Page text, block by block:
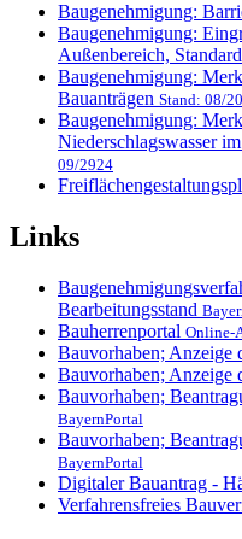
Baugenehmigung:
Baugenehmigung:
Außenbereich,
Baugenehmigung:
Bauanträgen Stand: 08/
Baugenehmigung:
Niederschlagswasser
09/2924
Links
Bearbeitungsstand
Bauherrenportal Online-
Bauvorhaben; Anzeige
Bauvorhaben; Anzeige
Bauvorhaben;
BayernPortal
Bauvorhaben;
BayernPortal
Digitaler Bauantrag -
Verfahrensfreies